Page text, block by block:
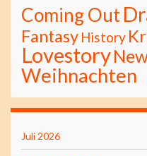
Coming Out
Fantasy History
Lovestory
Weihnachten
Juli 2026